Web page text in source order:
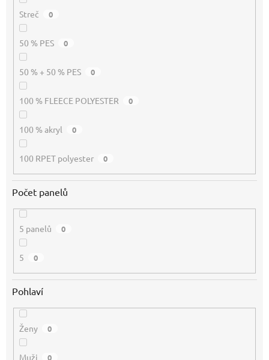
Streč 0
50 % PES 0
50 % + 50 % PES 0
100 % FLEECE POLYESTER 0
100 % akryl 0
100 RPET polyester 0
Počet panelů
5 panelů 0
5 0
Pohlaví
Ženy 0
Muži 0